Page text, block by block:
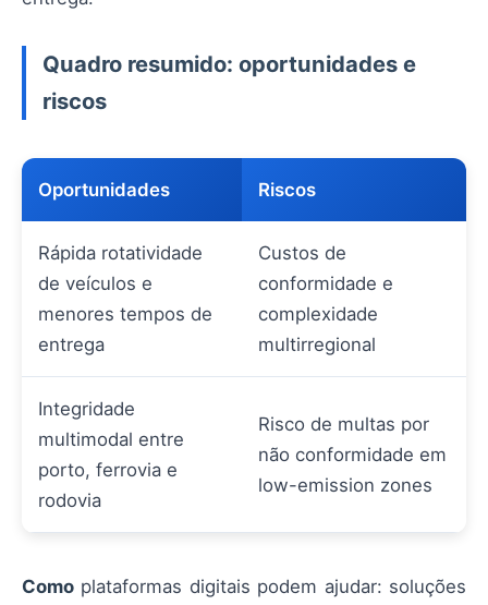
Quadro resumido: oportunidades e
riscos
Oportunidades Riscos
Rápida rotatividade
de veículos e
menores tempos de
entrega
Custos de
conformidade e
complexidade
multirregional
Integridade
multimodal entre
porto, ferrovia e
rodovia
Risco de multas por
não conformidade em
low-emission zones
Como plataformas digitais podem ajudar: soluções